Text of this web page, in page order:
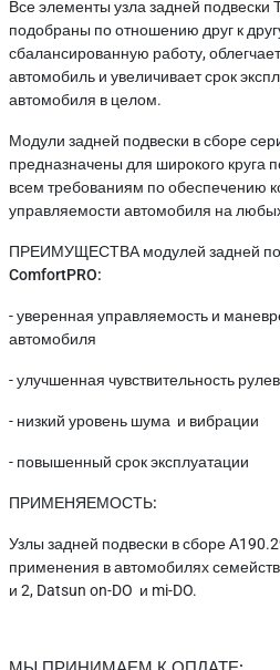
Все элементы узла задней
подобраны по отношению друг к
сбалансированную работу,
автомобиль и увеличивает срок
автомобиля в целом.
Модули задней подвески в сборе
предназначены для широкого круга
всем требованиям по обеспечению
управляемости автомобиля на
ПРЕИМУЩЕСТВА модулей задней
ComfortPRO:
- уверенная управляемость и
автомобиля
- улучшенная чувствительность
- низкий уровень шума и вибрации
- повышенный срок эксплуатации
ПРИМЕНЯЕМОСТЬ:
Узлы задней подвески в сборе
применения в автомобилях
и 2, Datsun on-DO и mi-DO.